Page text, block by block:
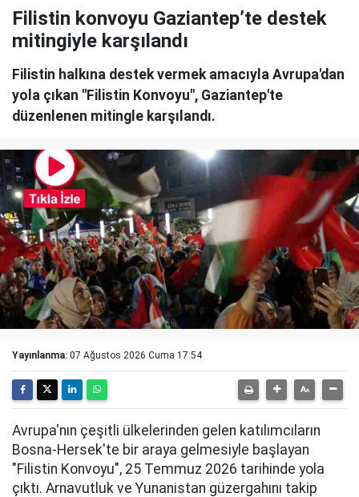
Filistin konvoyu Gaziantep’te destek
mitingiyle karşılandı
Filistin halkına destek vermek amacıyla Avrupa'dan
yola çıkan "Filistin Konvoyu", Gaziantep'te
düzenlenen mitingle karşılandı.
Yayınlanma: 07 Ağustos 2026 Cuma 17:54
Avrupa'nın çeşitli ülkelerinden gelen katılımcıların
Bosna-Hersek'te bir araya gelmesiyle başlayan
"Filistin Konvoyu", 25 Temmuz 2026 tarihinde yola
çıktı. Arnavutluk ve Yunanistan güzergahını takip